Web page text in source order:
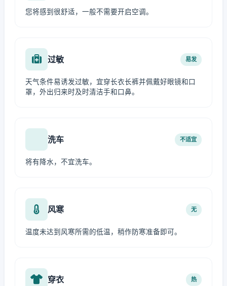
您将感到很舒适，一般不需要开启空调。
过敏 易发
天气条件易诱发过敏，宜穿长衣长裤并佩戴好眼镜和口
罩，外出归来时及时清洁手和口鼻。
洗车 不适宜
将有降水，不宜洗车。
风寒 无
温度未达到风寒所需的低温，稍作防寒准备即可。
穿衣 热